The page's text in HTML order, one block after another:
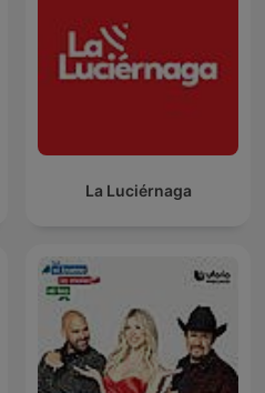
La Luciérnaga